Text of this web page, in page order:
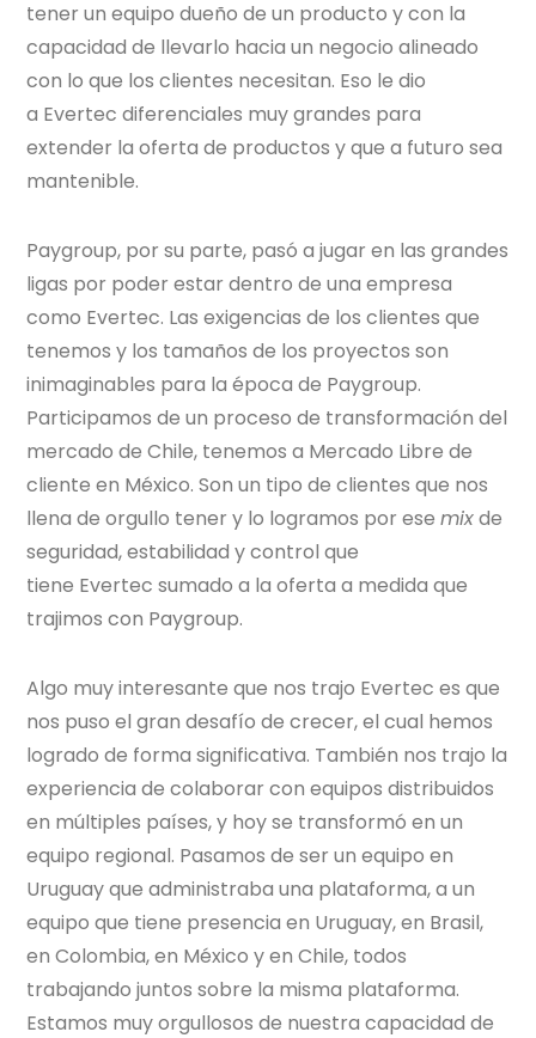
tener un equipo dueño de un producto y con la
capacidad de llevarlo hacia un negocio alineado
con lo que los clientes necesitan. Eso le dio
a Evertec diferenciales muy grandes para
extender la oferta de productos y que a futuro sea
mantenible.
Paygroup, por su parte, pasó a jugar en las grandes
ligas por poder estar dentro de una empresa
como Evertec. Las exigencias de los clientes que
tenemos y los tamaños de los proyectos son
inimaginables para la época de Paygroup.
Participamos de un proceso de transformación del
mercado de Chile, tenemos a Mercado Libre de
cliente en México. Son un tipo de clientes que nos
llena de orgullo tener y lo logramos por esemixde
seguridad, estabilidad y control que
tiene Evertec sumado a la oferta a medida que
trajimos con Paygroup.
Algo muy interesante que nos trajo Evertec es que
nos puso el gran desafío de crecer, el cual hemos
logrado de forma significativa. También nos trajo la
experiencia de colaborar con equipos distribuidos
en múltiples países, y hoy se transformó en un
equipo regional. Pasamos de ser un equipo en
Uruguay que administraba una plataforma, a un
equipo que tiene presencia en Uruguay, en Brasil,
en Colombia, en México y en Chile, todos
trabajando juntos sobre la misma plataforma.
Estamos muy orgullosos de nuestra capacidad de